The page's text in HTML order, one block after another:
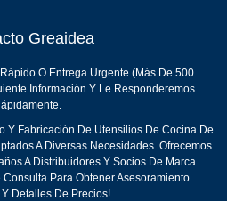
Greaidea
O Entrega Urgente (más De 500
Información Y Le Responderemos
Y Fabricación De Utensilios De Cocina De
A Diversas Necesidades. Ofrecemos
A Distribuidores Y Socios De Marca.
Para Obtener Asesoramiento
Detalles De Precios!